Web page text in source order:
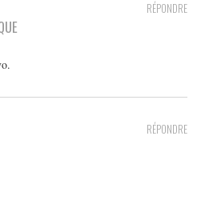
RÉPONDRE
RÉPONDRE